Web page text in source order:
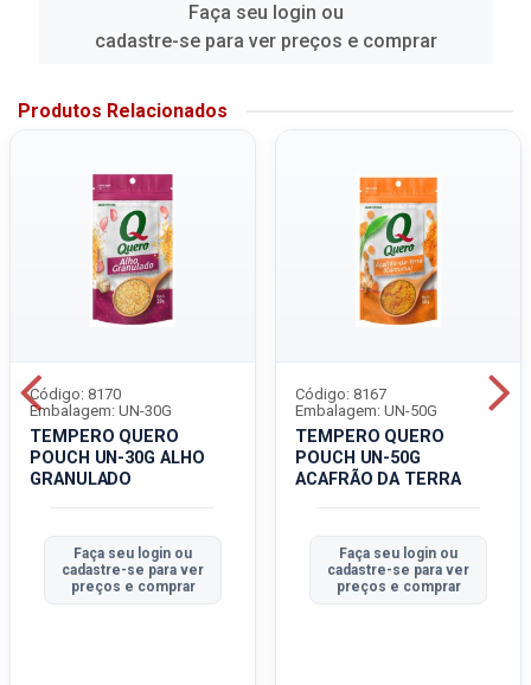
Faça seu login ou
cadastre-se para ver preços e comprar
Produtos Relacionados
TEMPERO QUERO
POUCH UN-30G ALHO
GRANULADO
Código: 8170
Embalagem: UN-30G
Faça seu login ou
cadastre-se para ver
preços e comprar
TEMPERO QUERO
POUCH UN-50G
ACAFRÃO DA TERRA
Código: 8167
Embalagem: UN-50G
Faça seu login ou
cadastre-se para ver
preços e comprar